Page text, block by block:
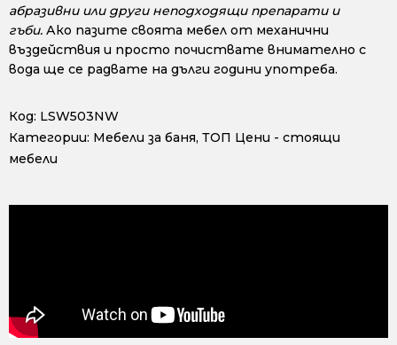
абразивни или други неподходящи препарати и
гъби. Ако пазите своята мебел от механични
въздействия и просто почиствате внимателно с
вода ще се радвате на дълги години употреба.
Код: LSW503NW
Категории: Мебели за баня, ТОП Цени - стоящи
мебели